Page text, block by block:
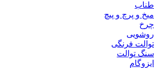
طناب
میخ و پرچ و پیچ
چرخ
روشویی
توالت فرنگی
سنگ توالت
ایزوگام